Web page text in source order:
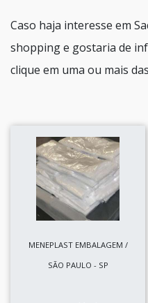
Caso haja interesse em
shopping e gostaria de
clique em uma ou mais
MENEPLAST EMBALAGEM /
SÃO PAULO - SP